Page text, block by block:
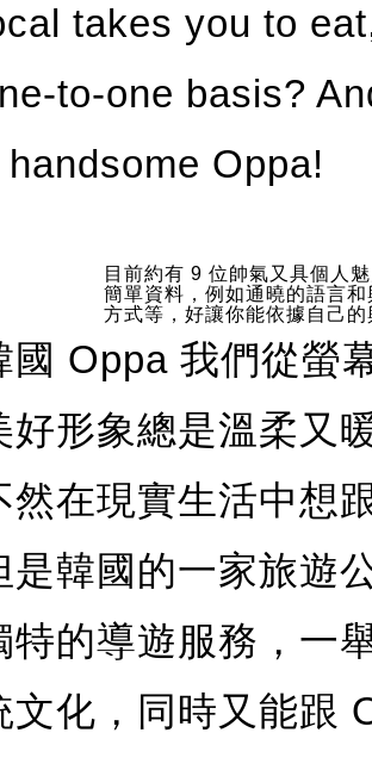
takes you to
to-one basis?
handsome Oppa!
目前約有 9 位帥氣又具個人
簡單資料，例如通曉的語言
方式等，好讓你能依據自己
國 Oppa 我們從螢
好形象總是溫柔又
然在現實生活中想
是韓國的一家旅遊
特的導遊服務，一
文化，同時又能跟